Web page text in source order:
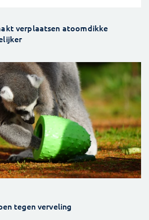
verplaatsen atoomdikke
tegen verveling